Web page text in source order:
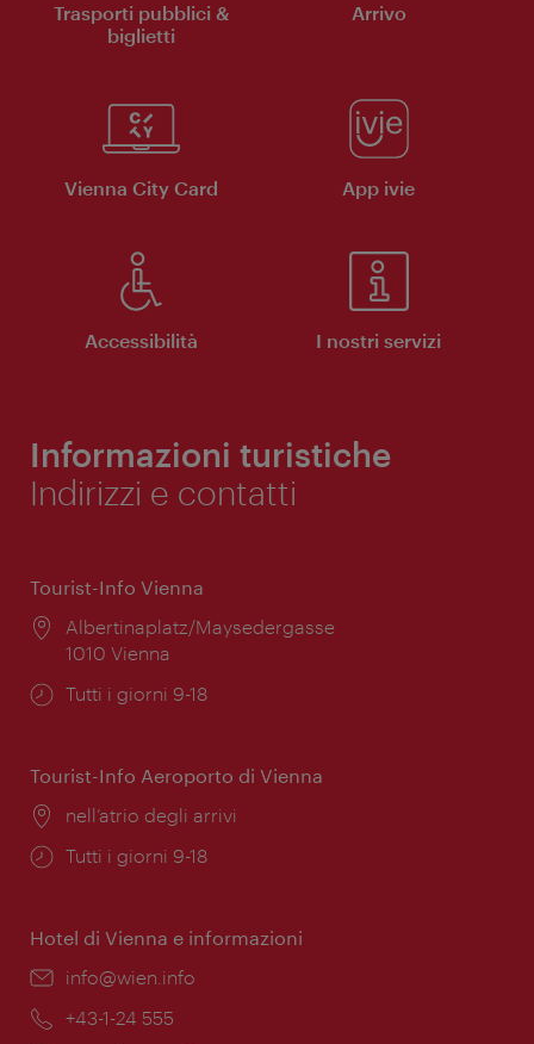
Trasporti pubblici &
biglietti
Arrivo
Vienna City Card App ivie
Accessibilità I nostri servizi
Informazioni turistiche
Indirizzi e contatti
Tourist-Info Vienna
Posizione:
Albertinaplatz/Maysedergasse
1010 Vienna
Orari
Tutti i giorni 9-18
Tourist-Info Aeroporto di Vienna
Posizione:
nell’atrio degli arrivi
Orari
Tutti i giorni 9-18
Hotel di Vienna e informazioni
Email:
info@wien.info
Telefono:
+43-1-24 555